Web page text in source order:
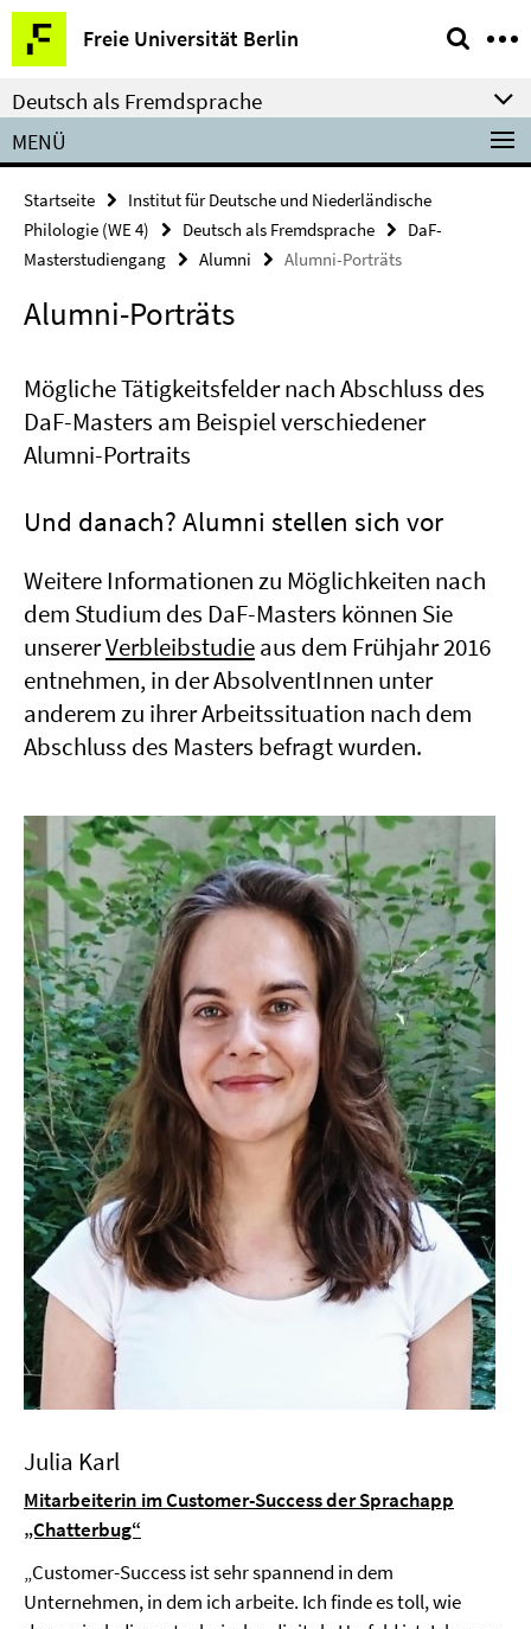
Springe
direkt
zu
Inhalt
Freie Universität Berlin
Service-
Navigation
Deutsch als Fremdsprache
MENÜ
Startseite
Institut für Deutsche und Niederländische
Philologie (WE 4)
Deutsch als Fremdsprache
DaF-
Masterstudiengang
Alumni Alumni-Porträts
Alumni-Porträts
Mögliche Tätigkeitsfelder nach Abschluss des
DaF-Masters am Beispiel verschiedener
Alumni-Portraits
Und danach? Alumni stellen sich vor
Weitere Informationen zu Möglichkeiten nach
dem Studium des DaF-Masters können Sie
unsererVerbleibstudieaus dem Frühjahr 2016
entnehmen, in der AbsolventInnen unter
anderem zu ihrer Arbeitssituation nach dem
Abschluss des Masters befragt wurden.
Julia Karl
Mitarbeiterin im Customer-Success der Sprachapp
„Chatterbug“
„Customer-Success ist sehr spannend in dem
Unternehmen, in dem ich arbeite. Ich finde es toll, wie